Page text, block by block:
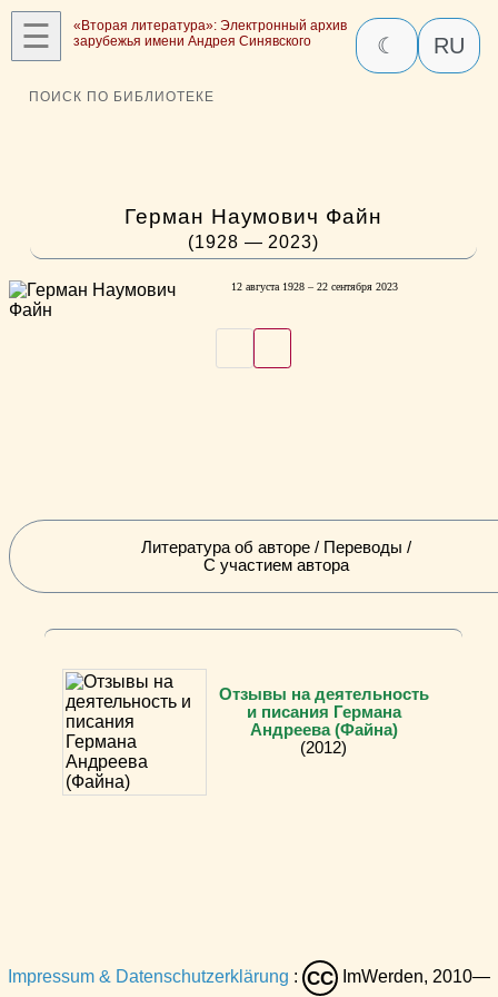
☰
«Вторая литература»: Электронный архив
зарубежья имени Андрея Синявского
☾ RU
ПОИСК ПО БИБЛИОТЕКЕ
Герман Наумович Файн
(1928 — 2023)
12 августа 1928 – 22 сентября 2023
Литература об авторе / Переводы /
С участием автора
Отзывы на деятельность
и писания Германа
Андреева (Файна)
(2012)
Impressum & Datenschutzerklärung : CC
ImWerden, 2010—